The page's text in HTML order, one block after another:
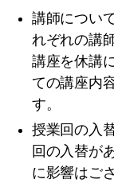
講師につい
れぞれの講
講座を休講
ての講座内
す。
授業回の入
回の入替が
に影響はご